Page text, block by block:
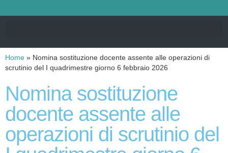
Home » Nomina sostituzione docente assente alle operazioni di
scrutinio del I quadrimestre giorno 6 febbraio 2026
Nomina sostituzione
docente assente alle
operazioni di scrutinio del